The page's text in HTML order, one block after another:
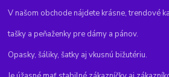
V našom obchode nájdete krásne, trendové
tašky a peňaženky pre dámy a pánov.
Opasky, šáliky, šatky aj vkusnú bižutériu.